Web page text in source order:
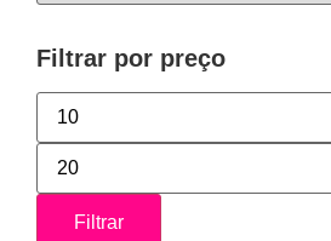
Filtrar por preço
Filtrar